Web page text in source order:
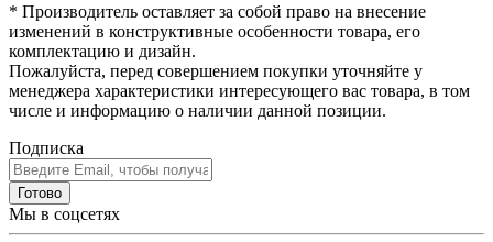
* Производитель оставляет за собой право на внесение
изменений в конструктивные особенности товара, его
комплектацию и дизайн.
Пожалуйста, перед совершением покупки уточняйте у
менеджера характеристики интересующего вас товара, в том
числе и информацию о наличии данной позиции.
Подписка
Готово
Мы в соцсетях